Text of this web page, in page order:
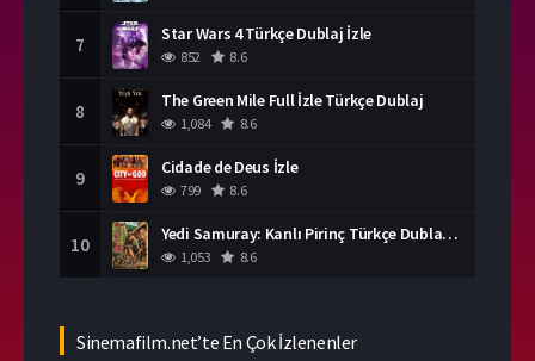
7 Star Wars 4 Türkçe Dublaj İzle
852 8.6
8 The Green Mile Full İzle Türkçe Dublaj
1,084 8.6
9 Cidade de Deus İzle
799 8.6
10 Yedi Samuray: Kanlı Pirinç Türkçe Dublaj İzle
1,053 8.6
Sinemafilm.net’te En Çok İzlenenler